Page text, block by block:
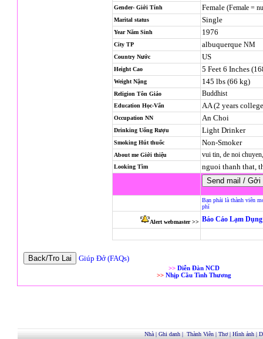
Gender- Giới Tính Female (Female =
Marital status Single
Year Năm Sinh 1976
City TP albuquerque NM
Country Nước US
Height Cao 5 Feet 6 Inches
Weight Nặng 145 lbs (66 kg)
Religion Tôn Giáo Buddhist
Education Học-Vấn AA (2 years
Occupation NN An Choi
Drinking Uống Rượu Light Drinker
Smoking Hút thuốc Non-Smoker
About me Giới thiệu vui tin, de noi
Looking Tìm nguoi thanh that,
Bạn phải là thành viên
phí
Alert webmaster >> Báo Cáo Lạm
Giúp Đở (FAQs)
>> Diễn Đàn NCD
>> Nhịp Cầu Tình Thương
Nhà| Ghi danh| Thành Viên| Thơ| Hình ảnh|